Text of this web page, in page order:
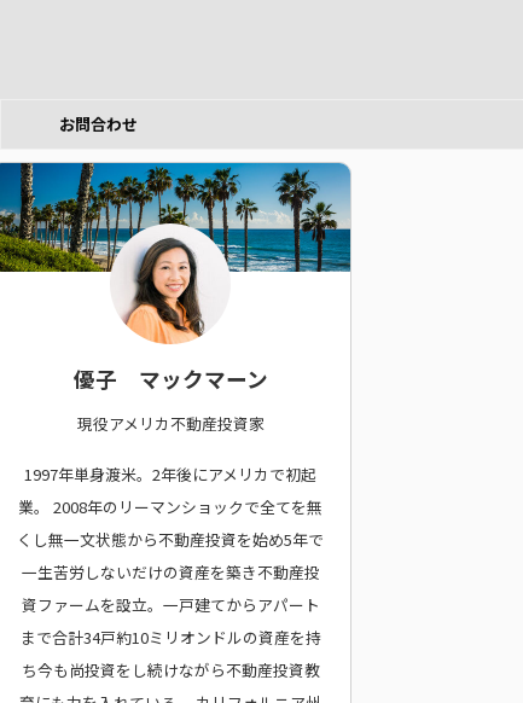
お問合わせ
優子 マックマーン
現役アメリカ不動産投資家
1997年単身渡米。2年後にアメリカで初起
業。
2008年のリーマンショックで全てを無
くし無一文状態から不動産投資を始め5年で
一生苦労しないだけの資産を築き不動産投
資ファームを設立。一戸建てからアパート
まで合計34戸約10ミリオンドルの資産を持
ち今も尚投資をし続けながら不動産投資教